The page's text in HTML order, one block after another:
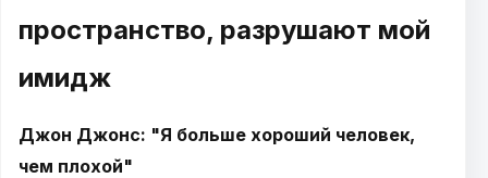
пространство, разрушают мой
имидж
Джон Джонс: "Я больше хороший человек,
чем плохой"